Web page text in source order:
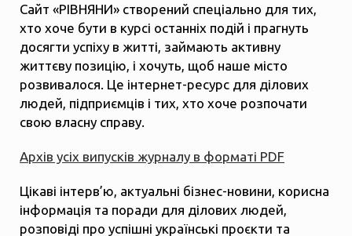
Сайт «РІВНЯНИ» створений спеціально для тих,
хто хоче бути в курсі останніх подій і прагнуть
досягти успіху в житті, займають активну
життєву позицію, і хочуть, щоб наше місто
розвивалося. Це інтернет-ресурс для ділових
людей, підприємців і тих, хто хоче розпочати
свою власну справу.
Архів усіх випусків журналу в форматі PDF
Цікаві інтерв’ю, актуальні бізнес-новини, корисна
інформація та поради для ділових людей,
розповіді про успішні українські проєкти та